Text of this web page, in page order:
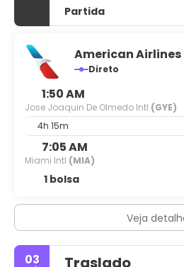
Partida
American Airlines
Direto
1:50 AM
Jose Joaquin De Olmedo Intl (GYE)
4h 15m
7:05 AM
Miami Intl (MIA)
1 bolsa
Veja
03 Traslado